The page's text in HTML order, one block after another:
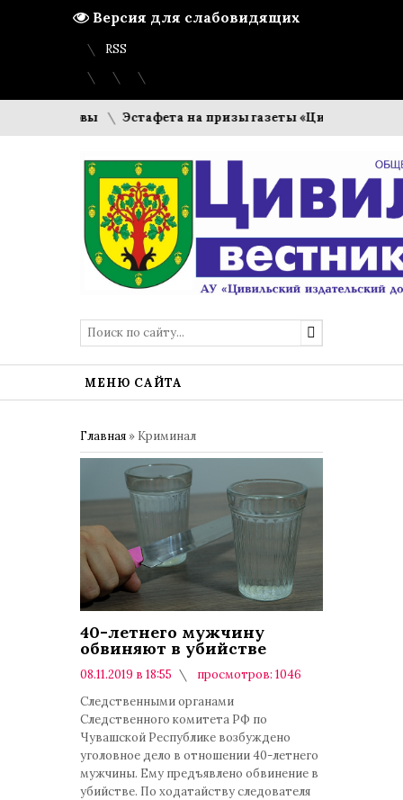
Версия для слабовидящих
Вход Регистрация
Карта сайта
RSS
Эстафета на призы газеты «Цивильский
МЕНЮ САЙТА
Главная » Криминал
40-летнего мужчину
обвиняют в убийстве
08.11.2019 в 18:55
просмотров: 1046
Следственными органами
Следственного комитета РФ по
Чувашской Республике возбуждено
уголовное дело в отношении 40-летнего
мужчины. Ему предъявлено обвинение в
убийстве. По ходатайству следователя